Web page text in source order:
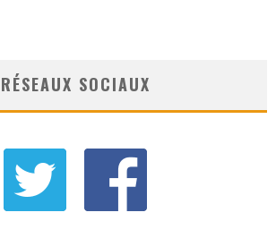
RÉSEAUX SOCIAUX